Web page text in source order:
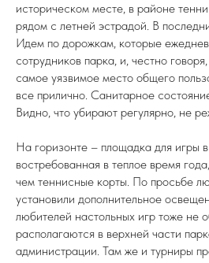
историческом месте, в районе
рядом с летней эстрадой. В
Идем по дорожкам, которые
сотрудников парка, и, честно
самое уязвимое место общего
все прилично. Санитарное
Видно, что убирают регулярно, не
На горизонте – площадка для игры
востребованная в теплое время
чем теннисные корты. По просьбе
установили дополнительное
любителей настольных игр тоже не
располагаются в верхней части
администрации. Там же и турниры